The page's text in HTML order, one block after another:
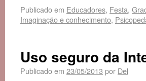
Publicado em Educadores, Festa,
Imaginação e conhecimento,
Uso seguro da
Publicado em 23/05/2013 por Del